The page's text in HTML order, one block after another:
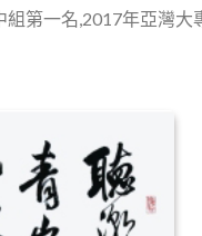
第一名,2017年亞灣